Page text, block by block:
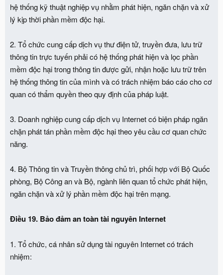
hệ thống kỹ thuật nghiệp vụ nhằm phát hiện, ngăn chặn và xử
lý kịp thời phần mềm độc hại.
2. Tổ chức cung cấp dịch vụ thư điện tử, truyền đưa, lưu trữ
thông tin trực tuyến phải có hệ thống phát hiện và lọc phần
mềm độc hại trong thông tin được gửi, nhận hoặc lưu trữ trên
hệ thống thông tin của mình và có trách nhiệm báo cáo cho cơ
quan có thẩm quyền theo quy định của pháp luật.
3. Doanh nghiệp cung cấp dịch vụ Internet có biện pháp ngăn
chặn phát tán phần mềm độc hại theo yêu cầu cơ quan chức
năng.
4. Bộ Thông tin và Truyền thông chủ trì, phối hợp với Bộ Quốc
phòng, Bộ Công an và Bộ, ngành liên quan tổ chức phát hiện,
ngăn chặn và xử lý phần mềm độc hại trên mạng.
Điều 19. Bảo đảm an toàn tài nguyên Internet
1. Tổ chức, cá nhân sử dụng tài nguyên Internet có trách
nhiệm: